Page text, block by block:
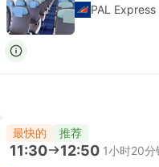
PAL Express
最快的 推荐
11:30 12:50 1小时20分